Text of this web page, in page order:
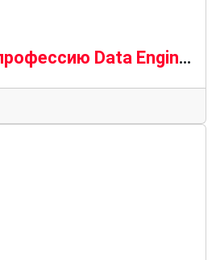
Как получить профессию Data Engineer с ИИ-наставником: современный путь в профессию